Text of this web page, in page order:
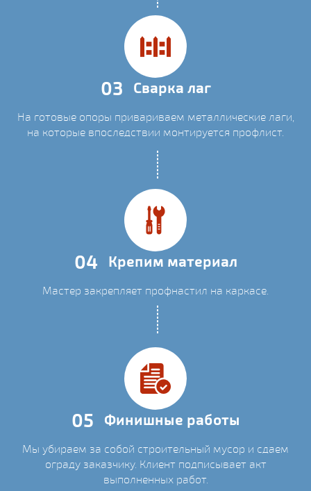
03 Сварка лаг
На готовые опоры привариваем металлические лаги,
на которые впоследствии монтируется профлист.
04 Крепим материал
Мастер закрепляет профнастил на каркасе.
05 Финишные работы
Мы убираем за собой строительный мусор и сдаем
ограду заказчику. Клиент подписывает акт
выполненных работ.